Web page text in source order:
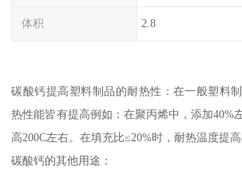
体积 2.8
碳酸钙提高塑料制品的耐热性：在一般塑料
热性能皆有提高例如：在聚丙烯中，添加40%
高200C左右。在填充比≤20%时，耐热温度提高
碳酸钙的其他用途：